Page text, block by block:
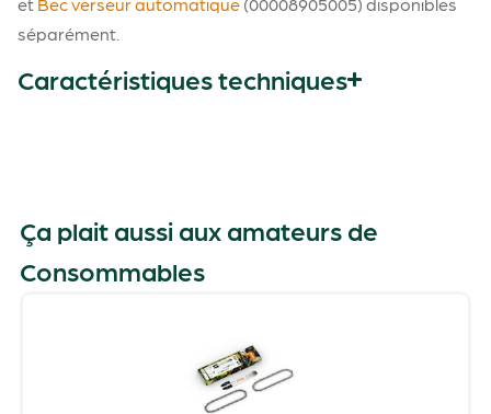
séparément.
Caractéristiques techniques
Ça plait aussi aux amateurs de
Consommables